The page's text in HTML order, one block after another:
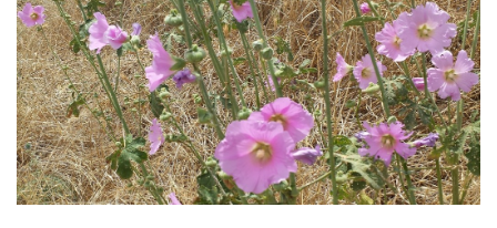
עצות סבתא
סבתא מספרת
נווה הבלוגים
קשר משפחתי
פינת הנכד
כתבו אלינו